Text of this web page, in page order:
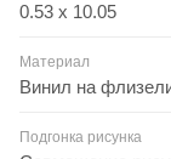
0.53 x 10.05
Материал
Винил на
Подгонка рисунка